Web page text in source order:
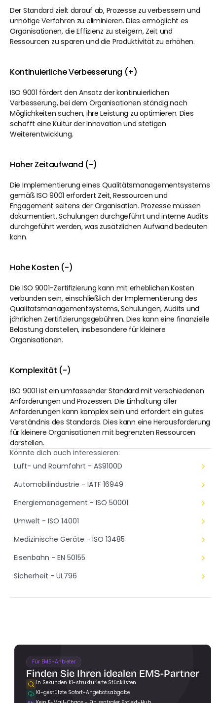
Der Standard zielt darauf ab, Prozesse zu verbessern und
unnötige Verfahren zu eliminieren. Dies ermöglicht es
Organisationen, die Effizienz zu steigern, Zeit und
Ressourcen zu sparen und die Produktivität zu erhöhen.
Kontinuierliche Verbesserung (+)
ISO 9001 fördert den Ansatz der kontinuierlichen
Verbesserung, bei dem Organisationen ständig nach
Möglichkeiten suchen, ihre Leistung zu optimieren. Dies
schafft eine Kultur der Innovation und stetigen
Weiterentwicklung.
Hoher Zeitaufwand (-)
Die Implementierung eines Qualitätsmanagementsystems
gemäß ISO 9001 erfordert Zeit, Ressourcen und
Engagement seitens der Organisation. Prozesse müssen
dokumentiert, Schulungen durchgeführt und interne Audits
durchgeführt werden, was zusätzlichen Aufwand bedeuten
kann.
Hohe Kosten (-)
Die ISO 9001-Zertifizierung kann mit erheblichen Kosten
verbunden sein, einschließlich der Implementierung des
Qualitätsmanagementsystems, Schulungen, Audits und
jährlichen Zertifizierungsgebühren. Dies kann eine finanzielle
Belastung darstellen, insbesondere für kleinere
Organisationen.
Komplexität (-)
ISO 9001 ist ein umfassender Standard mit verschiedenen
Anforderungen und Prozessen. Die Einhaltung aller
Anforderungen kann komplex sein und erfordert ein gutes
Verständnis des Standards. Dies kann eine Herausforderung
für kleinere Organisationen mit begrenzten Ressourcen
darstellen.
Könnte dich auch interessieren:
Luft- und Raumfahrt - AS9100D
Automobilindustrie - IATF 16949
Energiemanagement - ISO 50001
Umwelt - ISO 14001
Medizinische Geräte - ISO 13485
Eisenbahn - EN 50155
Sicherheit - UL796
Für EMS-Anbieter
Finden Sie Ihren idealen EMS-Partner
In Sekunden KI-strukturierte Stücklisten
KI-gestützte Sofort-Angebotsabgabe